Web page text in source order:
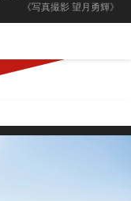
《写真撮影 望月勇輝》